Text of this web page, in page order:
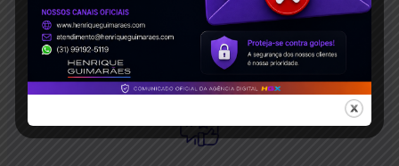
Suporte Premium
100%